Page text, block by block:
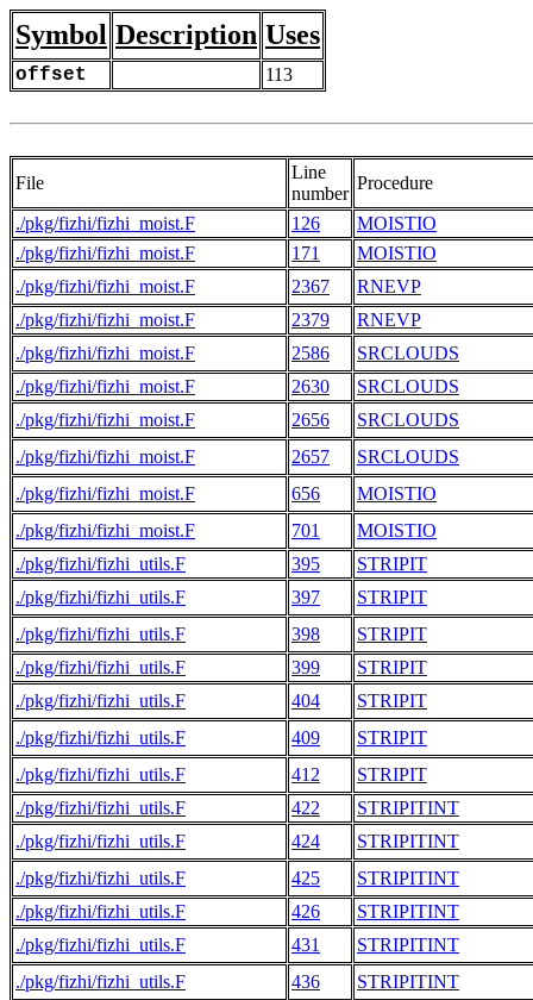
Symbol Description Uses
offset 113
File
Line
number
Procedure
./pkg/fizhi/fizhi_moist.F
126
MOISTIO
./pkg/fizhi/fizhi_moist.F
171
MOISTIO
./pkg/fizhi/fizhi_moist.F
2367
RNEVP
./pkg/fizhi/fizhi_moist.F
2379
RNEVP
./pkg/fizhi/fizhi_moist.F
2586
SRCLOUDS
./pkg/fizhi/fizhi_moist.F
2630
SRCLOUDS
./pkg/fizhi/fizhi_moist.F
2656
SRCLOUDS
./pkg/fizhi/fizhi_moist.F
2657
SRCLOUDS
./pkg/fizhi/fizhi_moist.F
656
MOISTIO
./pkg/fizhi/fizhi_moist.F
701
MOISTIO
./pkg/fizhi/fizhi_utils.F
395
STRIPIT
./pkg/fizhi/fizhi_utils.F
397
STRIPIT
./pkg/fizhi/fizhi_utils.F
398
STRIPIT
./pkg/fizhi/fizhi_utils.F
399
STRIPIT
./pkg/fizhi/fizhi_utils.F
404
STRIPIT
./pkg/fizhi/fizhi_utils.F
409
STRIPIT
./pkg/fizhi/fizhi_utils.F
412
STRIPIT
./pkg/fizhi/fizhi_utils.F
422
STRIPITINT
./pkg/fizhi/fizhi_utils.F
424
STRIPITINT
./pkg/fizhi/fizhi_utils.F
425
STRIPITINT
./pkg/fizhi/fizhi_utils.F
426
STRIPITINT
./pkg/fizhi/fizhi_utils.F
431
STRIPITINT
./pkg/fizhi/fizhi_utils.F
436
STRIPITINT